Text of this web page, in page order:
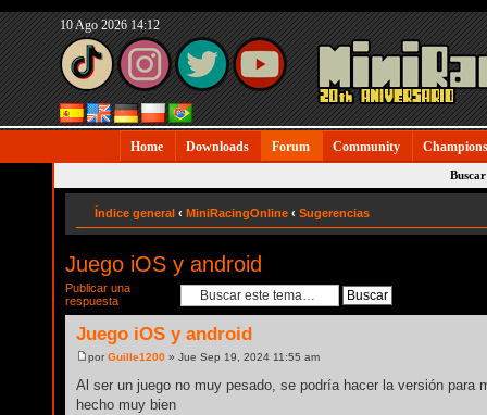
10 Ago 2026 14:12
Home Downloads Forum Community
Buscar
Índice general ‹ MiniRacingOnline ‹ Sugerencias
Juego iOS y android
Publicar una
respuesta
Juego iOS y android
por Guille1200 » Jue Sep 19, 2024 11:55 am
Al ser un juego no muy pesado, se podría hacer la versión para
hecho muy bien